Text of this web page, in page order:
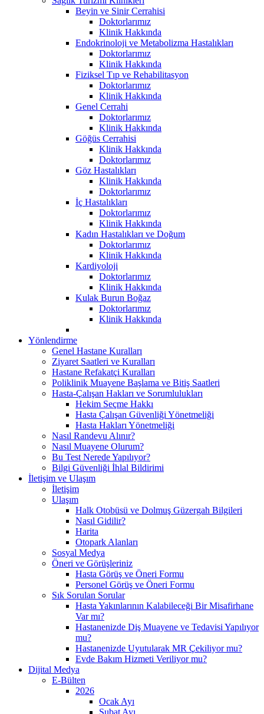
Beyin ve Sinir Cerrahisi
Doktorlarımız
Klinik Hakkında
Endokrinoloji ve Metabolizma Hastalıkları
Doktorlarımız
Klinik Hakkında
Fiziksel Tıp ve Rehabilitasyon
Doktorlarımız
Klinik Hakkında
Genel Cerrahi
Doktorlarımız
Klinik Hakkında
Göğüs Cerrahisi
Klinik Hakkında
Doktorlarımız
Göz Hastalıkları
Klinik Hakkında
Doktorlarımız
İç Hastalıkları
Doktorlarımız
Klinik Hakkında
Kadın Hastalıkları ve Doğum
Doktorlarımız
Klinik Hakkında
Kardiyoloji
Doktorlarımız
Klinik Hakkında
Kulak Burun Boğaz
Doktorlarımız
Klinik Hakkında
Yönlendirme
Genel Hastane Kuralları
Ziyaret Saatleri ve Kuralları
Hastane Refakatçi Kuralları
Poliklinik Muayene Başlama ve Bitiş Saatleri
Hasta-Çalışan Hakları ve Sorumlulukları
Hekim Seçme Hakkı
Hasta Çalışan Güvenliği Yönetmeliği
Hasta Hakları Yönetmeliği
Nasıl Randevu Alınır?
Nasıl Muayene Olurum?
Bu Test Nerede Yapılıyor?
Bilgi Güvenliği İhlal Bildirimi
İletişim ve Ulaşım
İletişim
Ulaşım
Halk Otobüsü ve Dolmuş Güzergah Bilgileri
Nasıl Gidilir?
Harita
Otopark Alanları
Sosyal Medya
Öneri ve Görüşleriniz
Hasta Görüş ve Öneri Formu
Personel Görüş ve Öneri Formu
Sık Sorulan Sorular
Hasta Yakınlarının Kalabileceği Bir Misafirhane
Var mı?
Hastanenizde Diş Muayene ve Tedavisi Yapılıyor
mu?
Hastanenizde Uyutularak MR Çekiliyor mu?
Evde Bakım Hizmeti Veriliyor mu?
Dijital Medya
E-Bülten
2026
Ocak Ayı
Şubat Ayı